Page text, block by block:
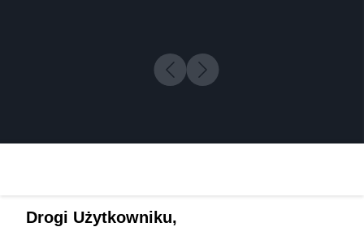
Drogi Użytkowniku,